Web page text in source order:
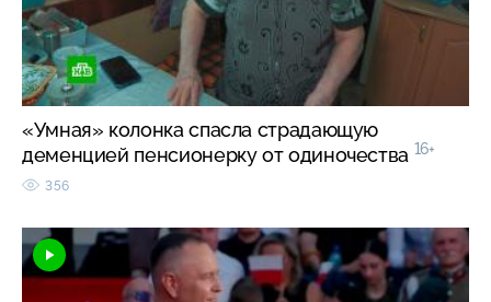
«Умная» колонка спасла страдающую
деменцией пенсионерку от одиночества 16+
356